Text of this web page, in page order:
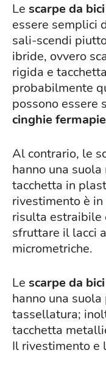
Le scarpe da bici
essere semplici
sali-scendi
ibride, ovvero
rigida e
probabilmente
possono essere
cinghie
Al contrario, le
hanno una
tacchetta in
rivestimento è in
risulta estraibile
sfruttare il lacci
micrometriche.
Le scarpe da bici
hanno una
tassellatura;
tacchetta
Il rivestimento e